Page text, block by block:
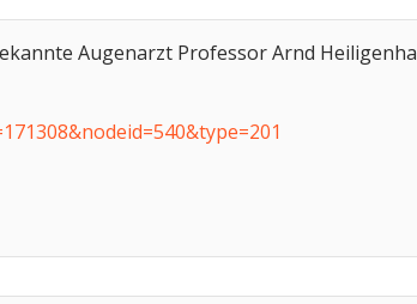
Augenarzt Professor Arnd